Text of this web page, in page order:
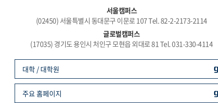
서울캠퍼스
(02450) 서울특별시 동대문구 이문로 107 Tel. 82-2-2173-2114
글로벌캠퍼스
(17035) 경기도 용인시 처인구 모현읍 외대로 81 Tel. 031-330-4114
대학 / 대학원
주요 홈페이지